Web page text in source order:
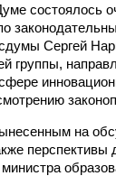
состоялось
Сергей
группы,
на
перспективы